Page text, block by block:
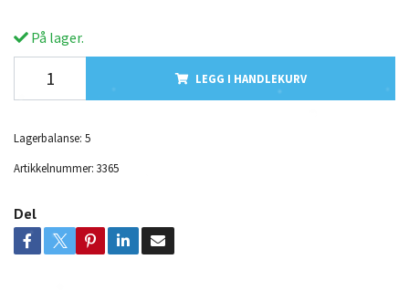
På lager.
LEGG I HANDLEKURV
Lagerbalanse: 5
Artikkelnummer: 3365
Del